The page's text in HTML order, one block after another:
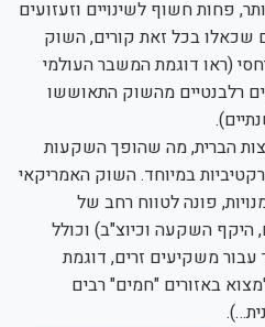
פחות חשוף לשינויים וזעזועים
שכאלו בכל זאת קורים, השוק
(ראו דוגמת המשבר העולמי
אחריו חלקים רלבנטיים מהשוק התאוששו
הברית, מה שהופך השקעות
במיוחד. השוק האמריקאי
פונה לטווח רחב של
היקף השקעה וכיוצ"ב) וכולל
עבור משקיעים זרים, דוגמת
באזורים "חמים" רבים